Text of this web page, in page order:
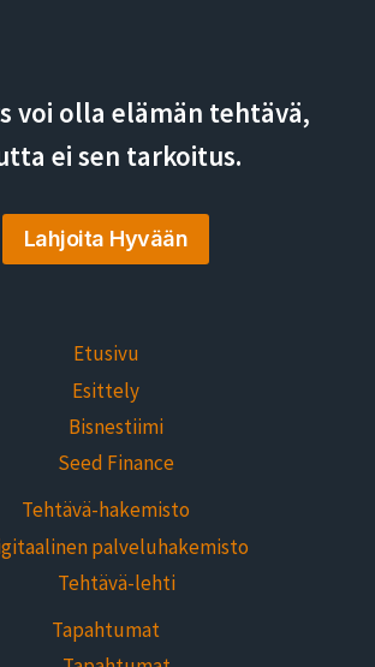
voi olla elämän tehtävä,
ei sen tarkoitus.
Lahjoita Hyvään
Etusivu
Esittely
Bisnestiimi
Seed Finance
Tehtävä-hakemisto
palveluhakemisto
Tehtävä-lehti
Tapahtumat